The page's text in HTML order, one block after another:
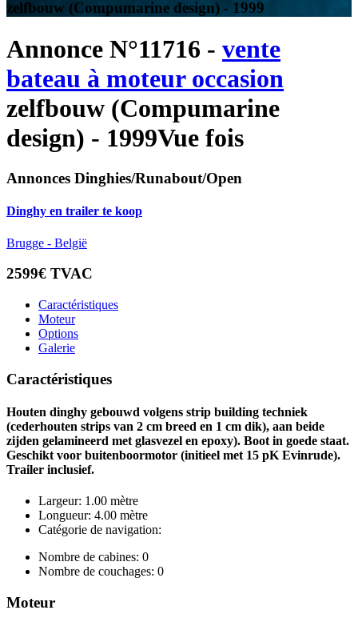
zelfbouw (Compumarine design) - 1999
Annonce N°11716 - vente
bateau à moteur occasion
zelfbouw (Compumarine
design) - 1999Vue fois
Annonces Dinghies/Runabout/Open
Dinghy en trailer te koop
Brugge - België
2599€ TVAC
Caractéristiques
Moteur
Options
Galerie
Caractéristiques
Houten dinghy gebouwd volgens strip building techniek
(cederhouten strips van 2 cm breed en 1 cm dik), aan beide
zijden gelamineerd met glasvezel en epoxy). Boot in goede staat.
Geschikt voor buitenboormotor (initieel met 15 pK Evinrude).
Trailer inclusief.
Largeur: 1.00 mètre
Longueur: 4.00 mètre
Catégorie de navigation:
Nombre de cabines: 0
Nombre de couchages: 0
Moteur